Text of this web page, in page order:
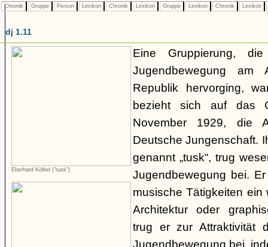
Chronik Gruppe Person Lexikon Chronik Lexikon Gruppe Lexikon Chronik Lexikon
dj 1.11
Eberhard Kölbel ("tusk")
Eine Gruppierung,
Jugendbewegung am
Republik hervorging,
bezieht sich auf das
November 1929, die
Deutsche Jungenschaft.
genannt „tusk“, trug
Jugendbewegung bei.
musische Tätigkeiten
Architektur oder
trug er zur Attraktivität
Jugendbewegung bei,